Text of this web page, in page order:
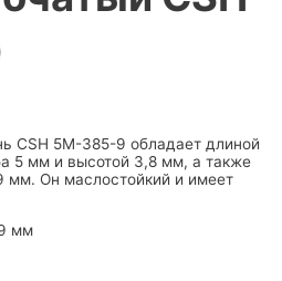
CSH 5M-385-9 обладает длиной
5 мм и высотой 3,8 мм, а также
мм. Он маслостойкий и имеет
мм